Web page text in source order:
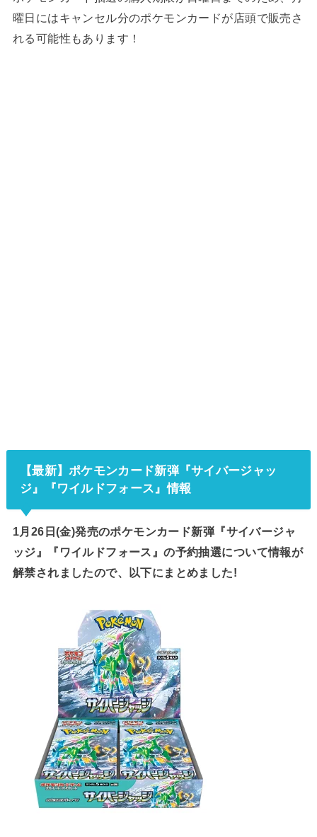
曜日にはキャンセル分のポケモンカードが店頭で販売さ
れる可能性もあります！
【最新】ポケモンカード新弾『サイバージャッ
ジ』『ワイルドフォース』情報
1月26日(金)発売のポケモンカード新弾『サイバージャ
ッジ』『ワイルドフォース』の予約抽選について情報が
解禁されましたので、以下にまとめました!